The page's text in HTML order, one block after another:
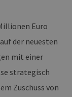
Euro
der neuesten
mit einer
strategisch
Zuschuss von